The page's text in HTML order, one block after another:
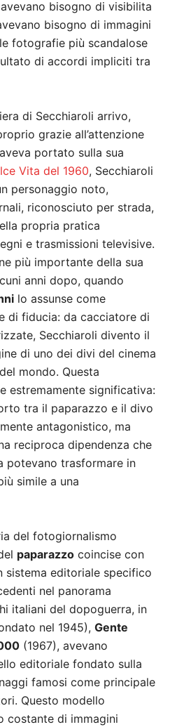
bisogno di visibilita
bisogno di immagini
fotografie più scandalose
di accordi impliciti tra
di Secchiaroli arrivo,
grazie all’attenzione
portato sulla sua
Vita del 1960, Secchiaroli
personaggio noto,
riconosciuto per strada,
propria pratica
e trasmissioni televisive.
più importante della sua
anni dopo, quando
lo assunse come
di fiducia: da cacciatore di
Secchiaroli divento il
di uno dei divi del cinema
mondo. Questa
estremamente significativa:
tra il paparazzo e il divo
antagonistico, ma
reciproca dipendenza che
potevano trasformare in
simile a una
del fotogiornalismo
paparazzo coincise con
sistema editoriale specifico
nel panorama
italiani del dopoguerra, in
nel 1945), Gente
(1967), avevano
editoriale fondato sulla
famosi come principale
Questo modello
costante di immagini